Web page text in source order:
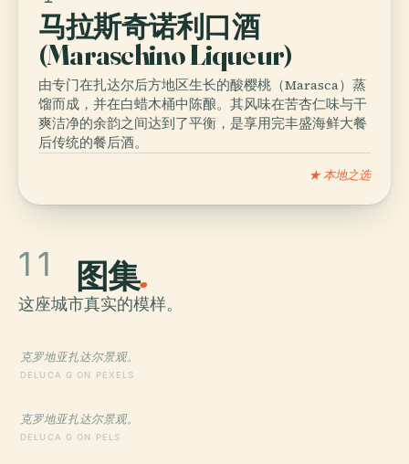
马拉斯奇诺利口酒
(Maraschino Liqueur)
由专门在扎达尔后方地区生长的酸樱桃（Marasca）蒸
馏而成，并在白蜡木桶中陈酿。其风味在苦杏仁味与干
爽洁净的余韵之间达到了平衡，是享用完丰盛海鲜大餐
后传统的餐后酒。
★ 本地之选
11 图集.
这座城市真实的模样。
克罗地亚扎达尔景观。
DELUCA G ON PEXELS
克罗地亚扎达尔景观。
DELUCA G ON PELS